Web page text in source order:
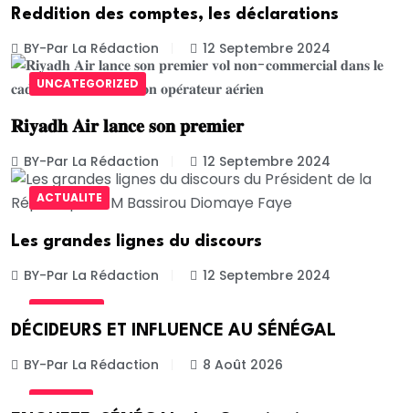
Reddition des comptes, les déclarations
BY-Par La Rédaction 12 Septembre 2024
UNCATEGORIZED
𝐑𝐢𝐲𝐚𝐝𝐡 𝐀𝐢𝐫 𝐥𝐚𝐧𝐜𝐞 𝐬𝐨𝐧 𝐩𝐫𝐞𝐦𝐢𝐞𝐫
BY-Par La Rédaction 12 Septembre 2024
ACTUALITE
Les grandes lignes du discours
BY-Par La Rédaction 12 Septembre 2024
DÉCIDEURS ET INFLUENCE AU SÉNÉGAL
BY-Par La Rédaction 8 Août 2026